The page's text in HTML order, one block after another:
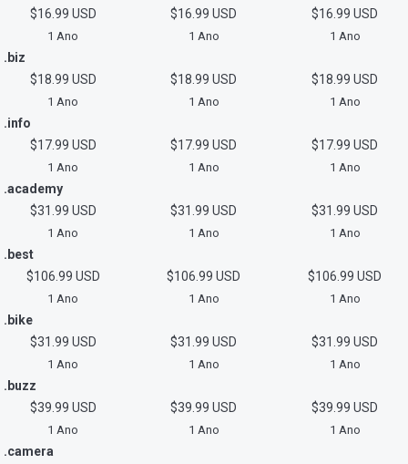
$16.99 USD
1 Ano
$16.99 USD
1 Ano
$16.99 USD
1 Ano
.biz
$18.99 USD
1 Ano
$18.99 USD
1 Ano
$18.99 USD
1 Ano
.info
$17.99 USD
1 Ano
$17.99 USD
1 Ano
$17.99 USD
1 Ano
.academy
$31.99 USD
1 Ano
$31.99 USD
1 Ano
$31.99 USD
1 Ano
.best
$106.99 USD
1 Ano
$106.99 USD
1 Ano
$106.99 USD
1 Ano
.bike
$31.99 USD
1 Ano
$31.99 USD
1 Ano
$31.99 USD
1 Ano
.buzz
$39.99 USD
1 Ano
$39.99 USD
1 Ano
$39.99 USD
1 Ano
.camera